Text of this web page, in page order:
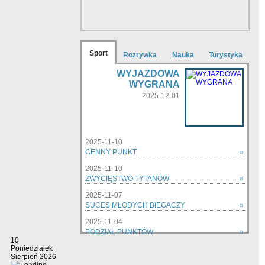
Sport Rozrywka Nauka Turystyka
WYJAZDOWA
WYGRANA
2025-12-01
2025-11-10
CENNY PUNKT
»
2025-11-10
ZWYCIĘSTWO TYTANÓW
»
2025-11-07
SUCES MŁODYCH BIEGACZY
»
2025-11-04
PODZIAŁ PUNKTÓW
»
10
Poniedziałek
Sierpień 2026